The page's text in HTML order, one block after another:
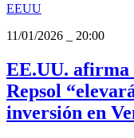
EEUU
11/01/2026
20:00
EE.UU. afirma
Repsol
inversión en